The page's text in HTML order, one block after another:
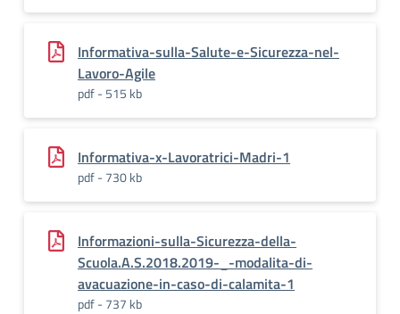
Informativa-sulla-Salute-e-Sicurezza-nel-
Lavoro-Agile
pdf - 515 kb
Informativa-x-Lavoratrici-Madri-1
pdf - 730 kb
Informazioni-sulla-Sicurezza-della-
Scuola.A.S.2018.2019-_-modalita-di-
avacuazione-in-caso-di-calamita-1
pdf - 737 kb